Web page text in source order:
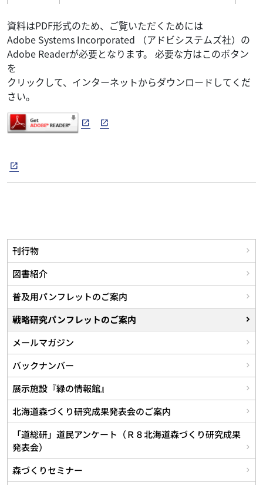
資料はPDF形式のため、ご覧いただくためには
Adobe Systems Incorporated （アドビシステムズ社）の
Adobe Readerが必要となります。 必要な方はこのボタン
を
クリックして、インターネットからダウンロードしてくだ
さい。
刊行物
図書紹介
普及用パンフレットのご案内
戦略研究パンフレットのご案内
メールマガジン
バックナンバー
展示施設『緑の情報館』
北海道森づくり研究成果発表会のご案内
「道総研」道民アンケート（Ｒ８北海道森づくり研究成果
発表会）
森づくりセミナー